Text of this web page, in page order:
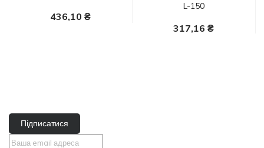
436,10 ₴
L-150
317,16 ₴
Підписатися